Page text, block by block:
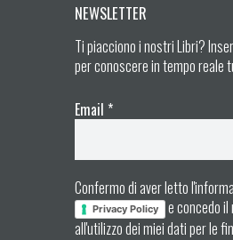
NEWSLETTER
Ti piacciono i nostri Libri?
per conoscere in tempo reale
Email *
Confermo di aver letto
Privacy Policy
e concedo
all'utilizzo dei miei dati per le